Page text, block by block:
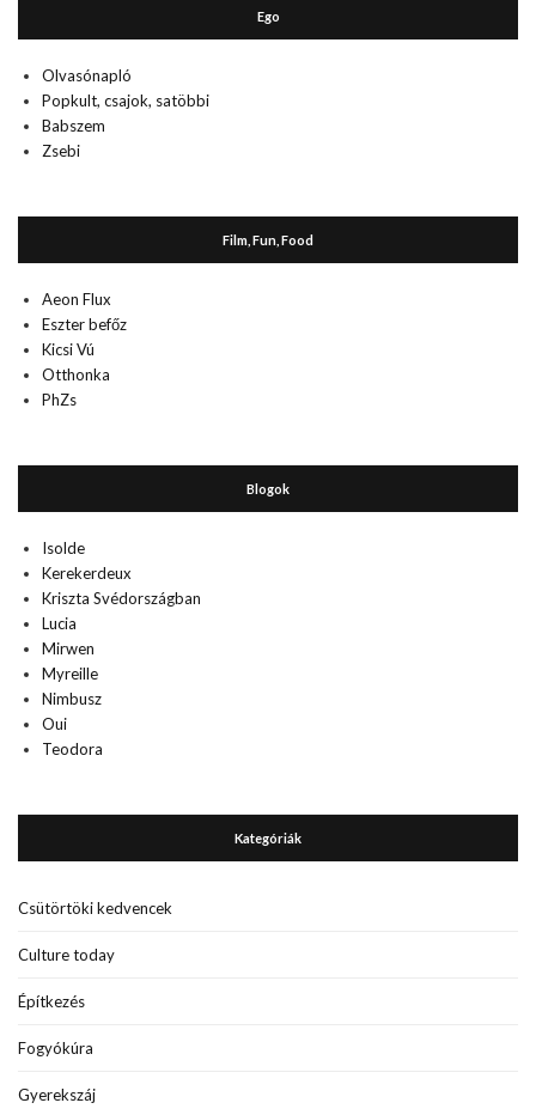
Ego
Olvasónapló
Popkult, csajok, satöbbi
Babszem
Zsebi
Film, Fun, Food
Aeon Flux
Eszter befőz
Kicsi Vú
Otthonka
PhZs
Blogok
Isolde
Kerekerdeux
Kriszta Svédországban
Lucia
Mirwen
Myreille
Nimbusz
Oui
Teodora
Kategóriák
Csütörtöki kedvencek
Culture today
Építkezés
Fogyókúra
Gyerekszáj